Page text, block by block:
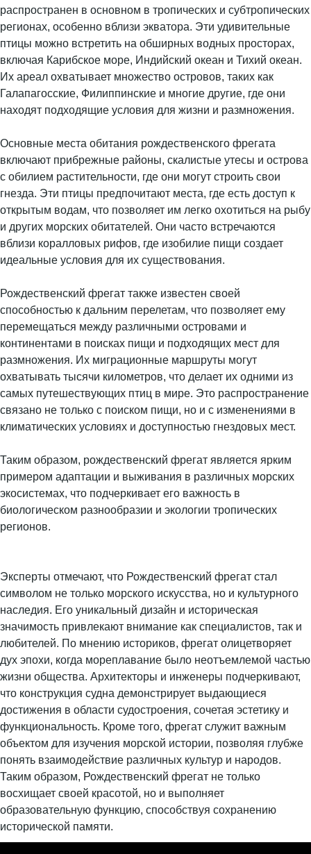
распространен в основном в тропических и субтропических
регионах, особенно вблизи экватора. Эти удивительные
птицы можно встретить на обширных водных просторах,
включая Карибское море, Индийский океан и Тихий океан.
Их ареал охватывает множество островов, таких как
Галапагосские, Филиппинские и многие другие, где они
находят подходящие условия для жизни и размножения.
Основные места обитания рождественского фрегата
включают прибрежные районы, скалистые утесы и острова
с обилием растительности, где они могут строить свои
гнезда. Эти птицы предпочитают места, где есть доступ к
открытым водам, что позволяет им легко охотиться на рыбу
и других морских обитателей. Они часто встречаются
вблизи коралловых рифов, где изобилие пищи создает
идеальные условия для их существования.
Рождественский фрегат также известен своей
способностью к дальним перелетам, что позволяет ему
перемещаться между различными островами и
континентами в поисках пищи и подходящих мест для
размножения. Их миграционные маршруты могут
охватывать тысячи километров, что делает их одними из
самых путешествующих птиц в мире. Это распространение
связано не только с поиском пищи, но и с изменениями в
климатических условиях и доступностью гнездовых мест.
Таким образом, рождественский фрегат является ярким
примером адаптации и выживания в различных морских
экосистемах, что подчеркивает его важность в
биологическом разнообразии и экологии тропических
регионов.
Эксперты отмечают, что Рождественский фрегат стал
символом не только морского искусства, но и культурного
наследия. Его уникальный дизайн и историческая
значимость привлекают внимание как специалистов, так и
любителей. По мнению историков, фрегат олицетворяет
дух эпохи, когда мореплавание было неотъемлемой частью
жизни общества. Архитекторы и инженеры подчеркивают,
что конструкция судна демонстрирует выдающиеся
достижения в области судостроения, сочетая эстетику и
функциональность. Кроме того, фрегат служит важным
объектом для изучения морской истории, позволяя глубже
понять взаимодействие различных культур и народов.
Таким образом, Рождественский фрегат не только
восхищает своей красотой, но и выполняет
образовательную функцию, способствуя сохранению
исторической памяти.